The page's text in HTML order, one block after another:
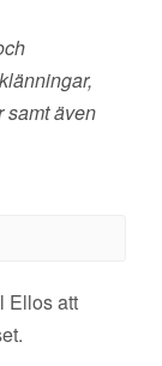
samt även
Ellos att